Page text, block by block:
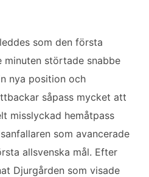
som den första
minuten störtade snabbe
nya position och
såpass mycket att
misslyckad hemåtpass
som avancerade
allsvenska mål. Efter
Djurgården som visade